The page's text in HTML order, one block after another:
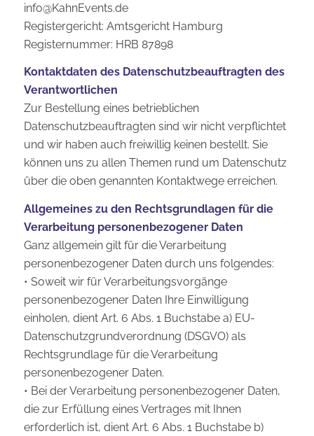
info@KahnEvents.de
Registergericht: Amtsgericht Hamburg
Registernummer: HRB 87898
Kontaktdaten des Datenschutzbeauftragten des
Verantwortlichen
Zur Bestellung eines betrieblichen
Datenschutzbeauftragten sind wir nicht verpflichtet
und wir haben auch freiwillig keinen bestellt. Sie
können uns zu allen Themen rund um Datenschutz
über die oben genannten Kontaktwege erreichen.
Allgemeines zu den Rechtsgrundlagen für die
Verarbeitung personenbezogener Daten
Ganz allgemein gilt für die Verarbeitung
personenbezogener Daten durch uns folgendes:
• Soweit wir für Verarbeitungsvorgänge
personenbezogener Daten Ihre Einwilligung
einholen, dient Art. 6 Abs. 1 Buchstabe a) EU-
Datenschutzgrundverordnung (DSGVO) als
Rechtsgrundlage für die Verarbeitung
personenbezogener Daten.
• Bei der Verarbeitung personenbezogener Daten,
die zur Erfüllung eines Vertrages mit Ihnen
erforderlich ist, dient Art. 6 Abs. 1 Buchstabe b)